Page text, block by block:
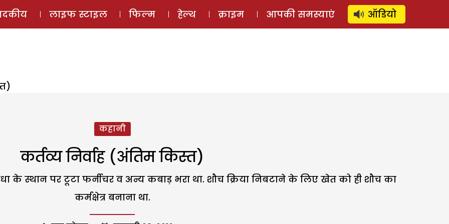
ई-मैगज़ीन ऑडियो स्टोरी लॉग इन ⚲ SUBSCRIBE
लाइफ स्टाइल फिल्म हेल्थ क्राइम आपकी समस्याएं ऑडियो
कहानी
कर्तव्य निर्वाह (अंतिम किस्त)
स्थान पर टूटा फर्नीचर व अन्य कबाड़ भरा था. शौच क्रिया निबटाने के लिए खेत को ही शौच का
कर्मक्षेत्र बनाना था.